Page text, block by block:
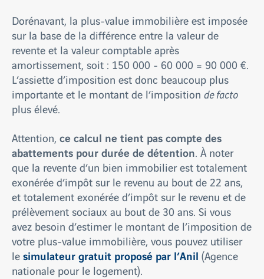
Dorénavant, la plus-value immobilière est imposée
sur la base de la différence entre la valeur de
revente et la valeur comptable après
amortissement, soit : 150 000 - 60 000 = 90 000 €.
L’assiette d’imposition est donc beaucoup plus
importante et le montant de l’imposition de facto
plus élevé.
Attention, ce calcul ne tient pas compte des
abattements pour durée de détention. À noter
que la revente d’un bien immobilier est totalement
exonérée d’impôt sur le revenu au bout de 22 ans,
et totalement exonérée d’impôt sur le revenu et de
prélèvement sociaux au bout de 30 ans. Si vous
avez besoin d’estimer le montant de l’imposition de
votre plus-value immobilière, vous pouvez utiliser
lesimulateur gratuit proposé par l’Anil (Agence
nationale pour le logement).